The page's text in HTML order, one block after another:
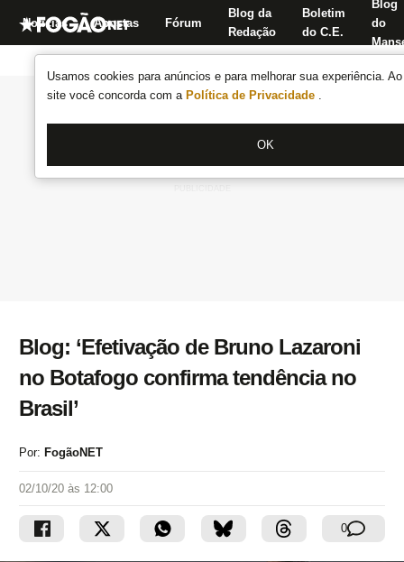
Usamos cookies para anúncios e para melhorar sua experiência.
site você concorda com a Política de Privacidade .
OK
Notícias Apostas Fórum
Blog da
Redação
Boletim
do C.E.
Blog
do
Blog: ‘Efetivação de Bruno Lazaroni
no Botafogo confirma tendência no
Brasil’
Por: FogãoNET
02/10/20 às 12:00
0